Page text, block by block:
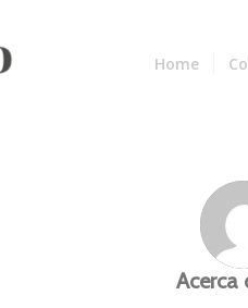
Home
Acerca